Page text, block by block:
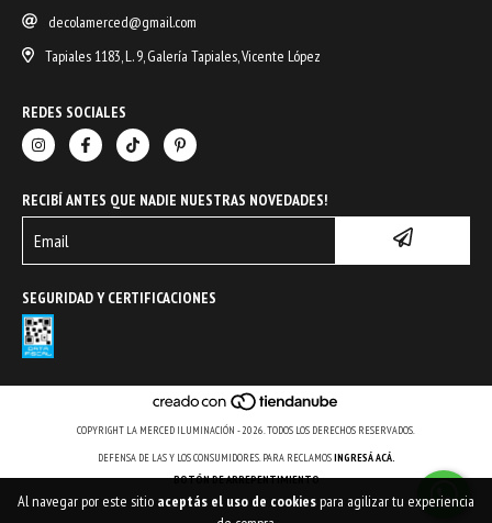
Al navegar por este sitio aceptás el uso de cookiespara agilizar tu experiencia
decolamerced@gmail.com
Tapiales 1183, L. 9, Galería Tapiales, Vicente López
REDES SOCIALES
RECIBÍ ANTES QUE NADIE NUESTRAS NOVEDADES!
SEGURIDAD Y CERTIFICACIONES
COPYRIGHT LA MERCED ILUMINACIÓN - 2026. TODOS LOS DERECHOS RESERVADOS.
DEFENSA DE LAS Y LOS CONSUMIDORES. PARA RECLAMOSINGRESÁ ACÁ.
BOTÓN DE ARREPENTIMIENTO